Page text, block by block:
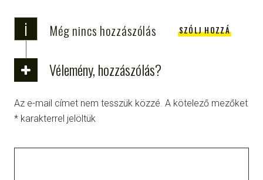
i Még nincs hozzászólás SZÓLJ HOZZÁ
Vélemény, hozzászólás?
Az e-mail címet nem tesszük közzé. A kötelező mezőket
* karakterrel jelöltük